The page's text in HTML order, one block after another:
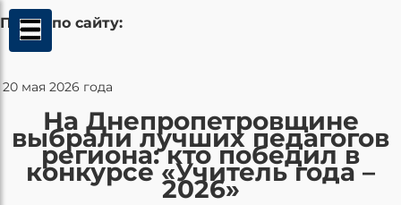
Поиск по сайту:
20 мая 2026 года
На Днепропетровщине
выбрали лучших педагогов
региона: кто победил в
конкурсе «Учитель года –
2026»